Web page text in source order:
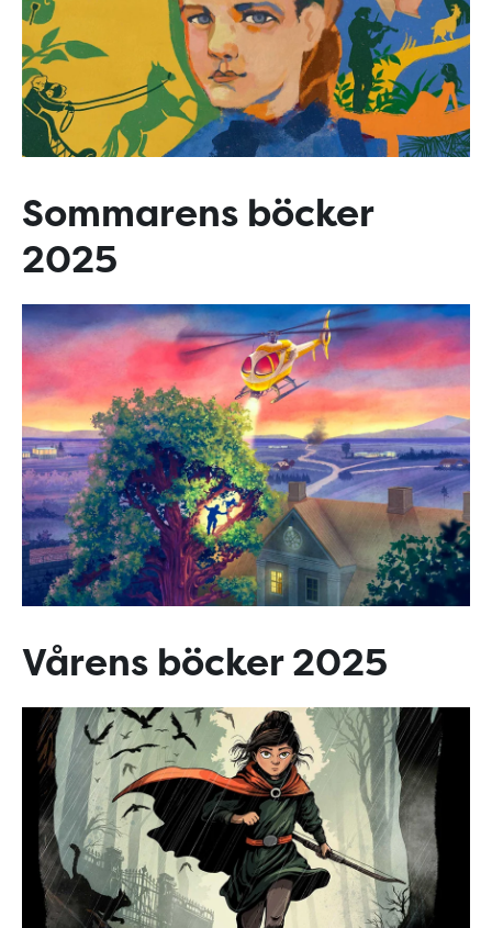
Sommarens böcker
2025
Vårens böcker 2025